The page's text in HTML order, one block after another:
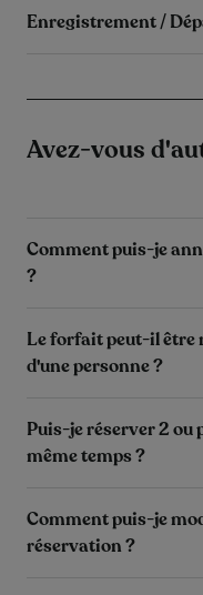
Enregistrement /
Avez-vous
Comment puis-je
?
Le forfait peut-il être
d'une personne ?
Puis-je réserver 2
même temps ?
Comment puis-je
réservation ?